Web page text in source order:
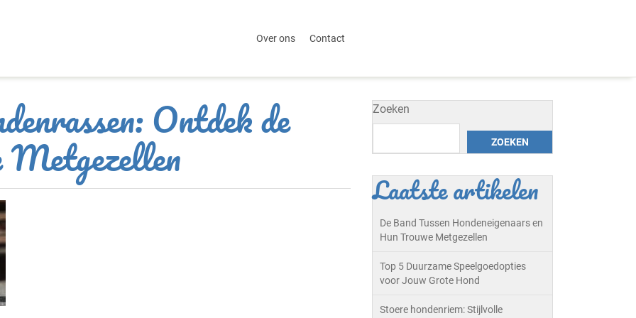
Over ons Contact
Ontdek de Zoeken
ZOEKEN
Laatste artikelen
De Band Tussen Hondeneigenaars en
Hun Trouwe Metgezellen
Top 5 Duurzame Speelgoedopties
voor Jouw Grote Hond
Stoere hondenriem: Stijlvolle